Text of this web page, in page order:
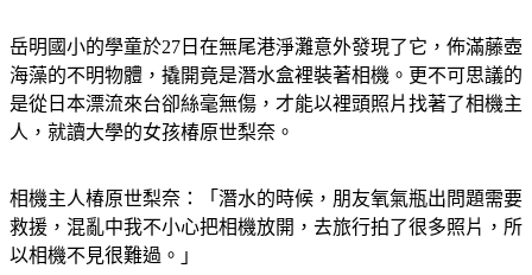
岳明國小的學童於27日在無尾港淨灘意外發現了它，佈滿藤壺
海藻的不明物體，撬開竟是潛水盒裡裝著相機。更不可思議的
是從日本漂流來台卻絲毫無傷，才能以裡頭照片找著了相機主
相機主人椿原世梨奈：「潛水的時候，朋友氧氣瓶出問題需要
救援，混亂中我不小心把相機放開，去旅行拍了很多照片，所